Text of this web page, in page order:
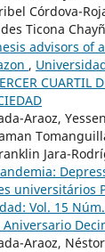
Córdova-
Ticona
advisors of
,
CUARTIL
Araoz,
Jara-
universitários
Vol. 15
Araoz,